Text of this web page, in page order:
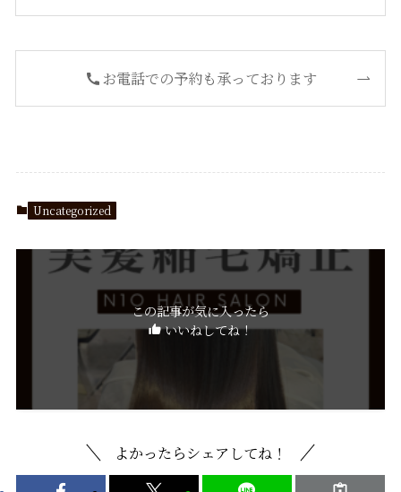
お電話での予約も承っております
Uncategorized
この記事が気に入ったら
いいねしてね！
よかったらシェアしてね！